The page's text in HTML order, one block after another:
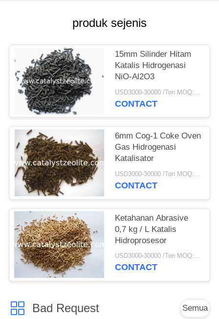
produk sejenis
15mm Silinder Hitam
Katalis Hidrogenasi
NiO-Al2O3
USD3000-30000 /Ton MOQ:1 KG
CONTACT
6mm Cog-1 Coke Oven
Gas Hidrogenasi
Katalisator
USD3000-30000 /Ton MOQ:1 KG
CONTACT
Ketahanan Abrasive
0,7 kg / L Katalis
Hidroprosesor
USD3000-30000 /Ton MOQ:1 KG
CONTACT
Bad Request Semua